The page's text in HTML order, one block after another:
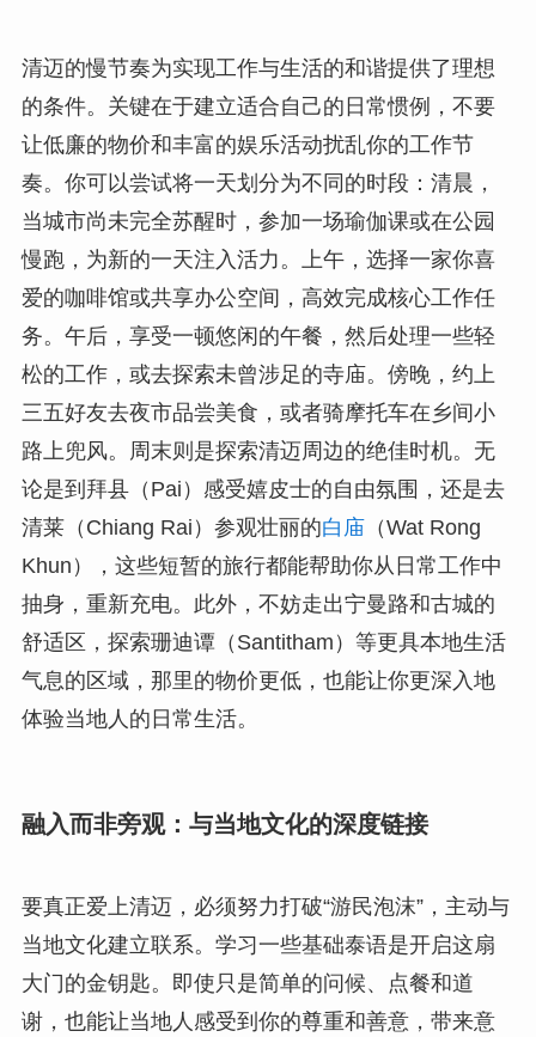
清迈的慢节奏为实现工作与生活的和谐提供了理想
的条件。关键在于建立适合自己的日常惯例，不要
让低廉的物价和丰富的娱乐活动扰乱你的工作节
奏。你可以尝试将一天划分为不同的时段：清晨，
当城市尚未完全苏醒时，参加一场瑜伽课或在公园
慢跑，为新的一天注入活力。上午，选择一家你喜
爱的咖啡馆或共享办公空间，高效完成核心工作任
务。午后，享受一顿悠闲的午餐，然后处理一些轻
松的工作，或去探索未曾涉足的寺庙。傍晚，约上
三五好友去夜市品尝美食，或者骑摩托车在乡间小
路上兜风。周末则是探索清迈周边的绝佳时机。无
论是到拜县（Pai）感受嬉皮士的自由氛围，还是去
清莱（Chiang Rai）参观壮丽的白庙（Wat Rong
Khun），这些短暂的旅行都能帮助你从日常工作中
抽身，重新充电。此外，不妨走出宁曼路和古城的
舒适区，探索珊迪谭（Santitham）等更具本地生活
气息的区域，那里的物价更低，也能让你更深入地
体验当地人的日常生活。
融入而非旁观：与当地文化的深度链接
要真正爱上清迈，必须努力打破“游民泡沫”，主动与
当地文化建立联系。学习一些基础泰语是开启这扇
大门的金钥匙。即使只是简单的问候、点餐和道
谢，也能让当地人感受到你的尊重和善意，带来意